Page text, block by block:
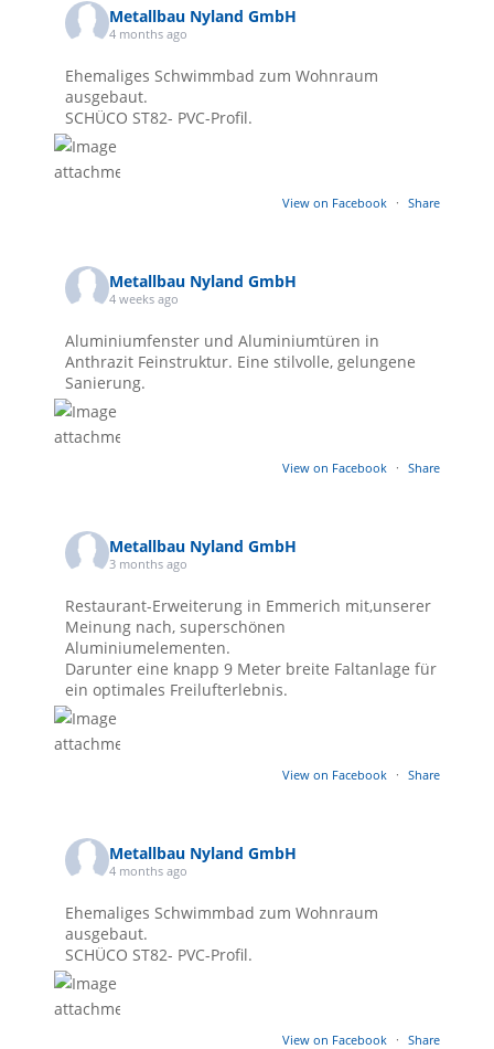
Metallbau Nyland GmbH
4 months ago
Ehemaliges Schwimmbad zum Wohnraum
ausgebaut.
SCHÜCO ST82- PVC-Profil.
View on Facebook · Share
Metallbau Nyland GmbH
4 weeks ago
Aluminiumfenster und Aluminiumtüren in
Anthrazit Feinstruktur. Eine stilvolle, gelungene
Sanierung.
View on Facebook · Share
Metallbau Nyland GmbH
3 months ago
Restaurant-Erweiterung in Emmerich mit,unserer
Meinung nach, superschönen
Aluminiumelementen.
Darunter eine knapp 9 Meter breite Faltanlage für
ein optimales Freilufterlebnis.
View on Facebook · Share
Metallbau Nyland GmbH
4 months ago
Ehemaliges Schwimmbad zum Wohnraum
ausgebaut.
SCHÜCO ST82- PVC-Profil.
View on Facebook · Share